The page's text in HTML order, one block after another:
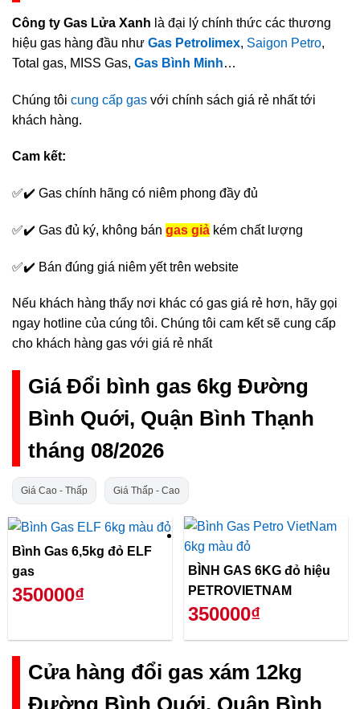
Công ty Gas Lửa Xanh là đại lý chính thức các thương
hiệu gas hàng đầu như Gas Petrolimex, Saigon Petro,
Total gas, MISS Gas, Gas Bình Minh…
Chúng tôi cung cấp gas với chính sách giá rẻ nhất tới
khách hàng.
Cam kết:
✅✔️ Gas chính hãng có niêm phong đầy đủ
✅✔️ Gas đủ ký, không bán gas giả kém chất lượng
✅✔️ Bán đúng giá niêm yết trên website
Nếu khách hàng thấy nơi khác có gas giá rẻ hơn, hãy gọi
ngay hotline của cúng tôi. Chúng tôi cam kết sẽ cung cấp
cho khách hàng gas với giá rẻ nhất
Giá Đổi bình gas 6kg Đường
Bình Quới, Quận Bình Thạnh
tháng 08/2026
Giá Cao - Thấp Giá Thấp - Cao
Bình Gas 6,5kg đỏ ELF
gas
350000₫
BÌNH GAS 6KG đỏ hiệu
PETROVIETNAM
350000₫
Cửa hàng đổi gas xám 12kg
Đường Bình Quới, Quận Bình